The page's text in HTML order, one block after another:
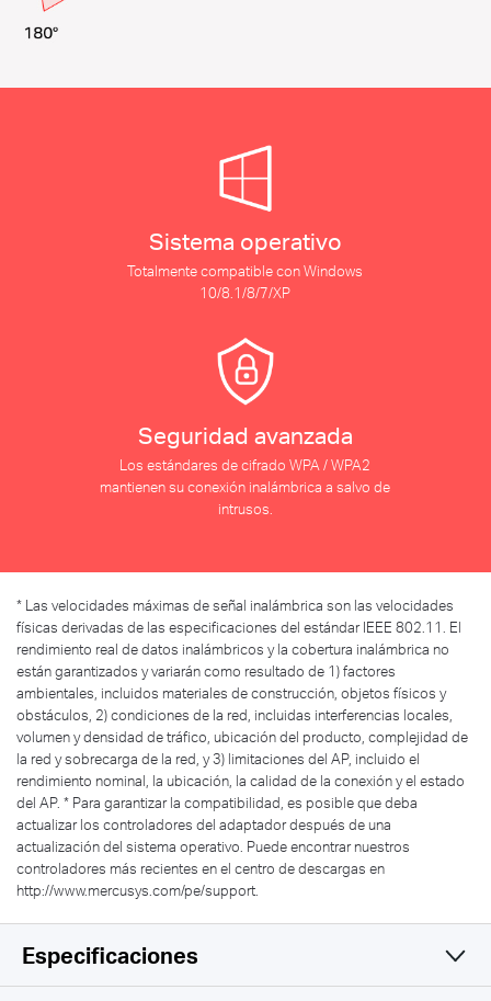
Sistema operativo
Totalmente compatible con Windows
10/8.1/8/7/XP
Seguridad avanzada
Los estándares de cifrado WPA / WPA2
mantienen su conexión inalámbrica a salvo de
intrusos.
* Las velocidades máximas de señal inalámbrica son las velocidades
físicas derivadas de las especificaciones del estándar IEEE 802.11. El
rendimiento real de datos inalámbricos y la cobertura inalámbrica no
están garantizados y variarán como resultado de 1) factores
ambientales, incluidos materiales de construcción, objetos físicos y
obstáculos, 2) condiciones de la red, incluidas interferencias locales,
volumen y densidad de tráfico, ubicación del producto, complejidad de
la red y sobrecarga de la red, y 3) limitaciones del AP, incluido el
rendimiento nominal, la ubicación, la calidad de la conexión y el estado
del AP. * Para garantizar la compatibilidad, es posible que deba
actualizar los controladores del adaptador después de una
actualización del sistema operativo. Puede encontrar nuestros
controladores más recientes en el centro de descargas en
http://www.mercusys.com/pe/support.
Especificaciones